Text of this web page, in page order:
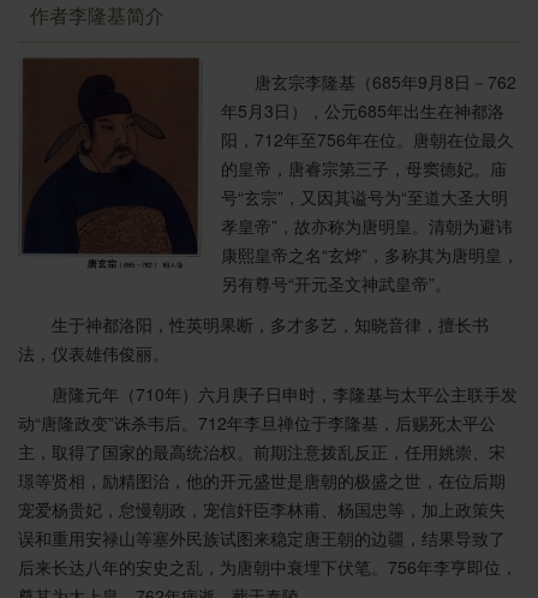
作者李隆基简介
唐玄宗李隆基（685年9月8日－762
年5月3日），公元685年出生在神都洛
阳，712年至756年在位。唐朝在位最久
的皇帝，唐睿宗第三子，母窦德妃。庙
号“玄宗”，又因其谥号为“至道大圣大明
孝皇帝”，故亦称为唐明皇。清朝为避讳
康熙皇帝之名“玄烨”，多称其为唐明皇，
另有尊号“开元圣文神武皇帝”。
生于神都洛阳，性英明果断，多才多艺，知晓音律，擅长书
法，仪表雄伟俊丽。
唐隆元年（710年）六月庚子日申时，李隆基与太平公主联手发
动“唐隆政变”诛杀韦后。712年李旦禅位于李隆基，后赐死太平公
主，取得了国家的最高统治权。前期注意拨乱反正，任用姚崇、宋
璟等贤相，励精图治，他的开元盛世是唐朝的极盛之世，在位后期
宠爱杨贵妃，怠慢朝政，宠信奸臣李林甫、杨国忠等，加上政策失
误和重用安禄山等塞外民族试图来稳定唐王朝的边疆，结果导致了
后来长达八年的安史之乱，为唐朝中衰埋下伏笔。756年李亨即位，